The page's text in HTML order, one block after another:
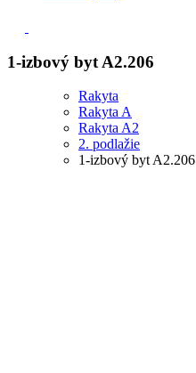
1-izbový byt A2.206
Rakyta
Rakyta A
Rakyta A2
2. podlažie
1-izbový byt A2.206